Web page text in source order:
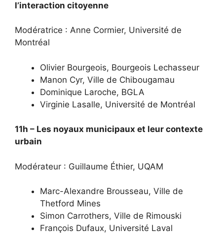
l’interaction citoyenne
Modératrice : Anne Cormier, Université de
Montréal
Olivier Bourgeois, Bourgeois Lechasseur
Manon Cyr, Ville de Chibougamau
Dominique Laroche, BGLA
Virginie Lasalle, Université de Montréal
11h – Les noyaux municipaux et leur contexte
urbain
Modérateur : Guillaume Éthier, UQAM
Marc-Alexandre Brousseau, Ville de
Thetford Mines
Simon Carrothers, Ville de Rimouski
François Dufaux, Université Laval